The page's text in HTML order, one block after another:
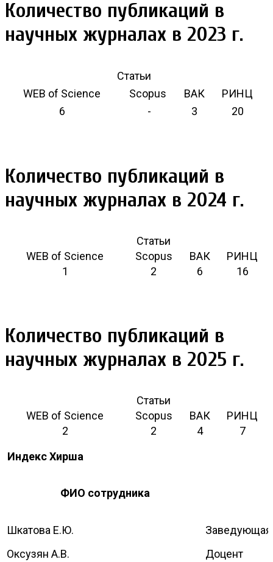
Количество публикаций в
научных журналах в 2023 г.
Статьи
WEB of Science
Scopus ВАК
РИНЦ
6
- 3 20
Количество публикаций в
научных журналах в 2024 г.
Статьи
WEB of Science
Scopus ВАК
РИНЦ
1
2 6 16
Количество публикаций в
научных журналах в 2025 г.
Статьи
WEB of Science
Scopus ВАК
РИНЦ
2
2 4
7
Индекс Хирша
ФИО сотрудника
Шкатова Е.Ю.
Оксузян А.В.
Доцент